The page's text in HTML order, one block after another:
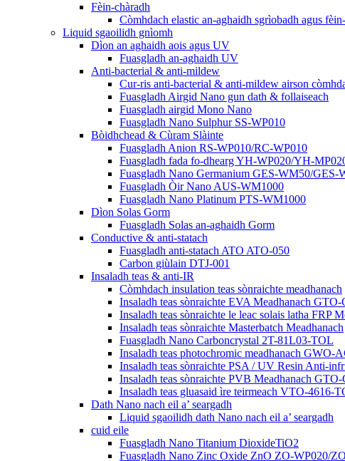
Fèin-chàradh
Còmhdach elastic an-aghaidh sgrìobadh agus
Liquid sgaoilidh gnìomh
Dìon an aghaidh aois agus UV
Fuasgladh an-aghaidh UV
Anti-bacterial & anti-mildew
Cur-ris anti-bacterial & anti-mildew airson
Fuasgladh Airgid Nano gun dath & follaiseach
Fuasgladh airgid Mono Nano
Fuasgladh Nano Sulphur SS-WP010
Bòidhchead & Cùram Slàinte
Fuasgladh Anion RS-WP010/RC-WP010
Fuasgladh fada fo-dhearg YH-WP020/YH-
Fuasgladh Nano Germanium GES-WM50/GES-
Fuasgladh Òir Nano AUS-WM1000
Fuasgladh Nano Platinum PTS-WM1000
Dìon Solas Gorm
Fuasgladh Solas an-aghaidh Gorm
Conductive & anti-statach
Fuasgladh anti-statach ATO ATO-050
Carbon giùlain DTJ-001
Insaladh teas & anti-IR
Còmhdach insulation teas sònraichte meadhanach
Insaladh teas sònraichte EVA Meadhanach
Insaladh teas sònraichte le leac solais latha FRP
Insaladh teas sònraichte Masterbatch Meadhanach
Fuasgladh Nano Carboncrystal 2T-81L03-TOL
Insaladh teas photochromic meadhanach GWO-
Insaladh teas sònraichte PSA / UV Resin Anti-
Insaladh teas sònraichte PVB Meadhanach
Insaladh teas gluasaid ìre teirmeach VTO-4616-
Dath Nano nach eil a’ seargadh
Liquid sgaoilidh dath Nano nach eil a’ seargadh
cuid eile
Fuasgladh Nano Titanium DioxideTiO2
Fuasgladh Nano Zinc Oxide ZnO ZO-WP020/